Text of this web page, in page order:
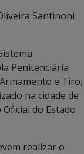
Santinoni
Penitenciária
e Tiro,
na cidade de
do Estado
realizar o